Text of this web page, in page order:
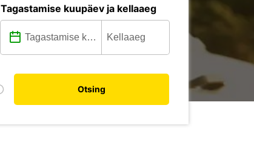
Tagastamise kuupäev ja kellaaeg
Otsing